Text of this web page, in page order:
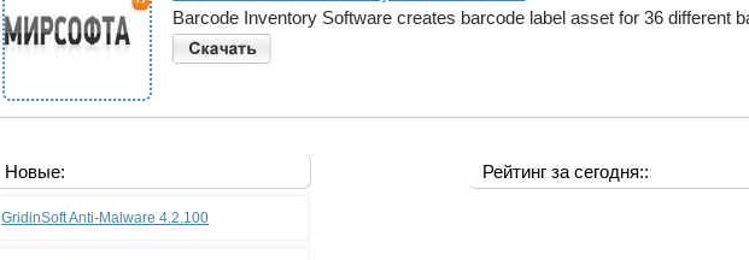
Barcode Inventory Software creates barcode label asset for 36 different
Новые:
GridinSoft Anti-Malware 4.2.100
Рейтинг за сегодня::